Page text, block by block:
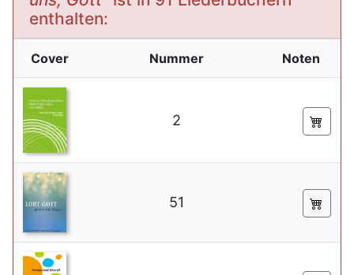
enthalten:
Cover Nummer Noten
2
51